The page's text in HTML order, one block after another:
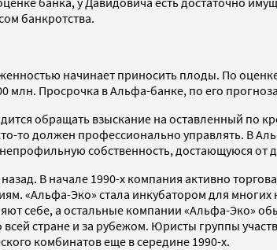
банкротства.
начинает приносить плоды. По
млн. Просрочка в Альфа-банке, по его
обращать взыскание на оставленный по
то должен профессионально управлять. В
собственность, достающуюся
В начале 1990-х компания активно
«Альфа-Эко» стала инкубатором для
себе, а остальные компании «Альфа-Эко»
стране и за рубежом. Юристы группы
комбинатов еще в середине 1990-х.